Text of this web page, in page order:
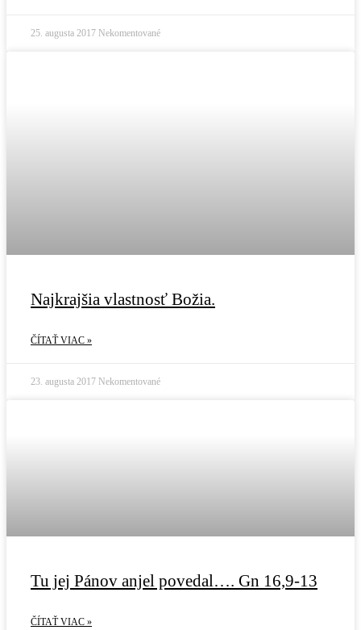
25. augusta 2017 Nekomentované
Najkrajšia vlastnosť Božia.
ČÍTAŤ VIAC »
23. augusta 2017 Nekomentované
Tu jej Pánov anjel povedal…. Gn 16,9-13
ČÍTAŤ VIAC »